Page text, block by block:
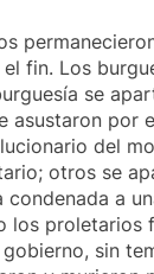
fin. Los
se
asustaron por
del
otros se
condenada a
los proletarios
sin